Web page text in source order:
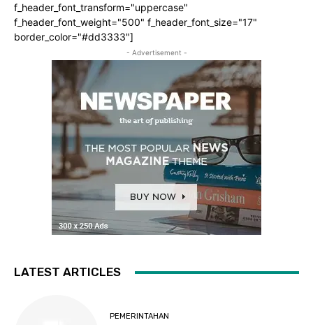
f_header_font_transform="uppercase"
f_header_font_weight="500" f_header_font_size="17"
border_color="#dd3333"]
- Advertisement -
LATEST ARTICLES
PEMERINTAHAN